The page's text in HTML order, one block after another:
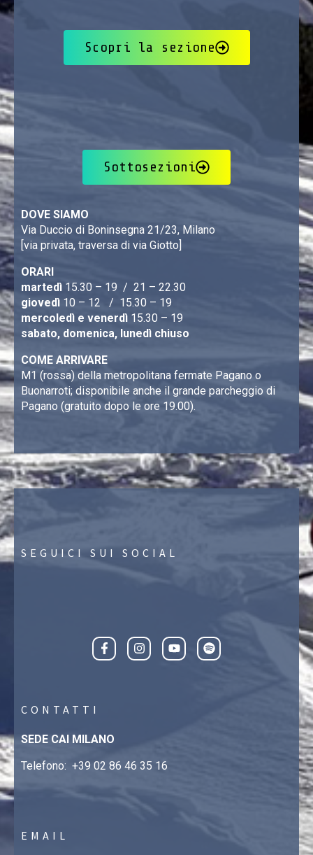
Scopri la sezione
Sottosezioni
DOVE SIAMO
Via Duccio di Boninsegna 21/23, Milano
[via privata, traversa di via Giotto]
ORARI
martedì 15.30 – 19 / 21 – 22.30
giovedì 10 – 12 / 15.30 – 19
mercoledì e venerdì 15.30 – 19
sabato, domenica, lunedì chiuso
COME ARRIVARE
M1 (rossa) della metropolitana fermate Pagano o
Buonarroti; disponibile anche il grande parcheggio di
Pagano (gratuito dopo le ore 19.00).
SEGUICI SUI SOCIAL
CONTATTI
SEDE CAI MILANO
Telefono: +39 02 86 46 35 16
EMAIL